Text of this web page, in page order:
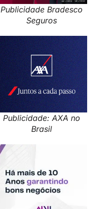
Publicidade Bradesco
Seguros
Publicidade: AXA no
Brasil